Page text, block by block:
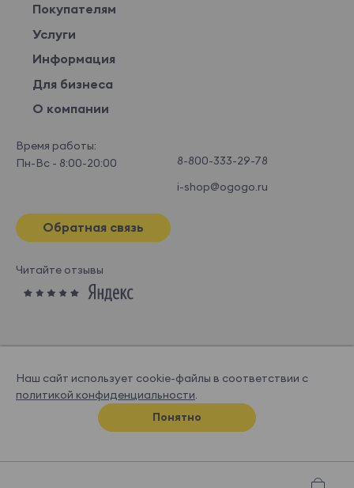
Покупателям
Услуги
Информация
Для бизнеса
О компании
Время работы:
Пн-Вс - 8:00-20:00
8-800-333-29-78
i-shop@ogogo.ru
Обратная связь
Читайте отзывы
© OGOGOHOME, 2026
Спроектировано и нарисовано вСупрематике
Наш сайт использует cookie-файлы в соответствии с
политикой конфиденциальности.
Понятно